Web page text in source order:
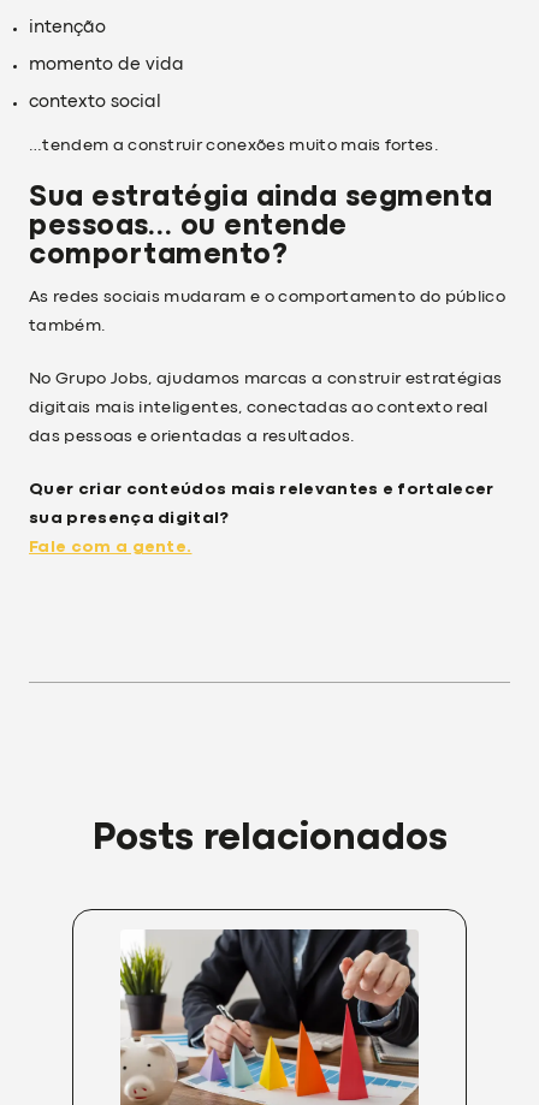
intenção
momento de vida
contexto social
…tendem a construir conexões muito mais fortes.
Sua estratégia ainda segmenta
pessoas… ou entende
comportamento?
As redes sociais mudaram e o comportamento do público
também.
No Grupo Jobs, ajudamos marcas a construir estratégias
digitais mais inteligentes, conectadas ao contexto real
das pessoas e orientadas a resultados.
Quer criar conteúdos mais relevantes e fortalecer
sua presença digital?
Fale com a gente.
Posts relacionados